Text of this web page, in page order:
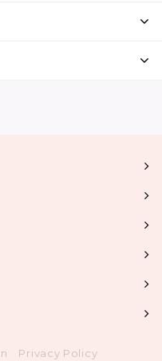
Privacy Policy